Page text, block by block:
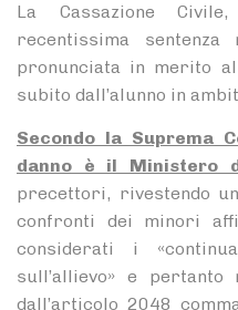
La Cassazione
recentissima
pronunciata in merito
subito dall’alunno in
Secondo la Suprema
danno è il Ministero
precettori, rivestendo
confronti dei minori
considerati i
sull’allievo» e pertanto
dall’articolo 2048